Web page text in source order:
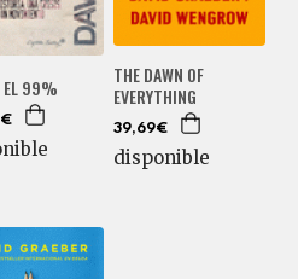
EL 99%
THE DAWN OF
EVERYTHING
39,69€
disponible